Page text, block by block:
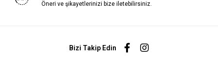
Öneri ve şikayetlerinizi bize iletebilirsiniz.
Bizi Takip Edin